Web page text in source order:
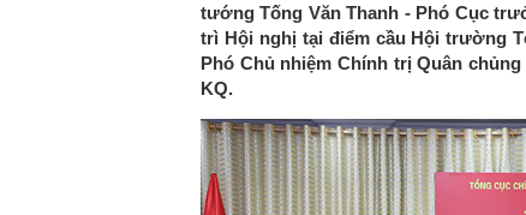
tướng Tống Văn Thanh - Phó Cục
trì Hội nghị tại điểm cầu Hội trường
Phó Chủ nhiệm Chính trị Quân
KQ.